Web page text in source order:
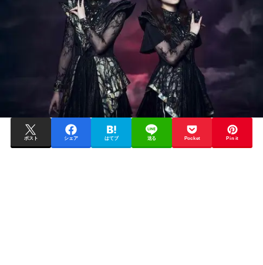
ポスト シェア はてブ 送る Pocket Pin it